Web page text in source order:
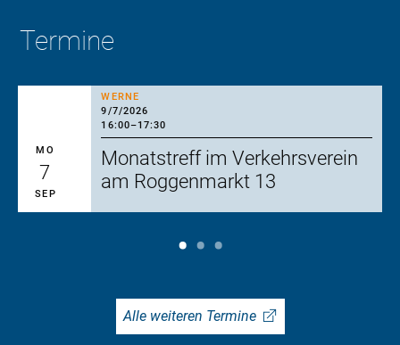
Termine
WERNE
9/7/2026
16:00–17:30
MO
7
SEP
Monatstreff im Verkehrsverein
am Roggenmarkt 13
Alle weiteren Termine